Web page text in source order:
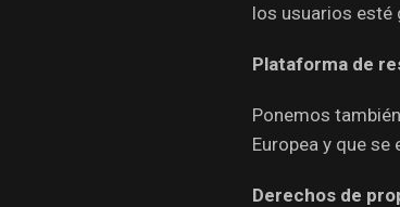
los usuarios esté
Plataforma de
Ponemos
Europea y que
Derechos de